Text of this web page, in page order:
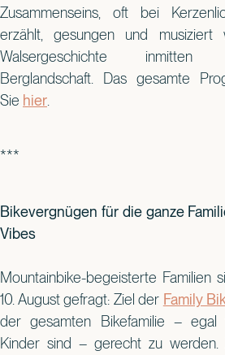
Zusammenseins, oft bei
erzählt, gesungen und musiziert
Walsergeschichte inmitten
Berglandschaft. Das gesamte
Sie hier
***
Bikevergnügen für die ganze
Vibes
Mountainbike-begeisterte Familien
10. August gefragt: Ziel der Family
der gesamten Bikefamilie –
Kinder sind – gerecht zu werden.